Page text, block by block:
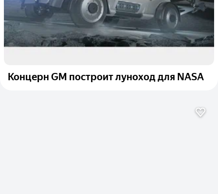
Концерн GM построит луноход для NASA